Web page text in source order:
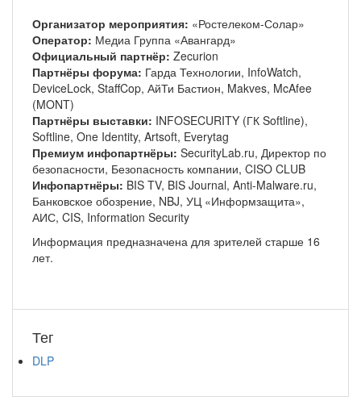
Организатор мероприятия: «Ростелеком-Солар»
Оператор: Медиа Группа «Авангард»
Официальный партнёр: Zecurion
Партнёры форума: Гарда Технологии, InfoWatch,
DeviceLock, StaffCop, АйТи Бастион, Makves, McAfee
(MONT)
Партнёры выставки: INFOSECURITY (ГК Softline),
Softline, One Identity, Artsoft, Everytag
Премиум инфопартнёры: SecurityLab.ru, Директор по
безопасности, Безопасность компании, CISO CLUB
Инфопартнёры: BIS TV, BIS Journal, Anti-Malware.ru,
Банковское обозрение, NBJ, УЦ «Информзащита»,
АИС, CIS, Information Security
Информация предназначена для зрителей старше 16
лет.
Тег
DLP